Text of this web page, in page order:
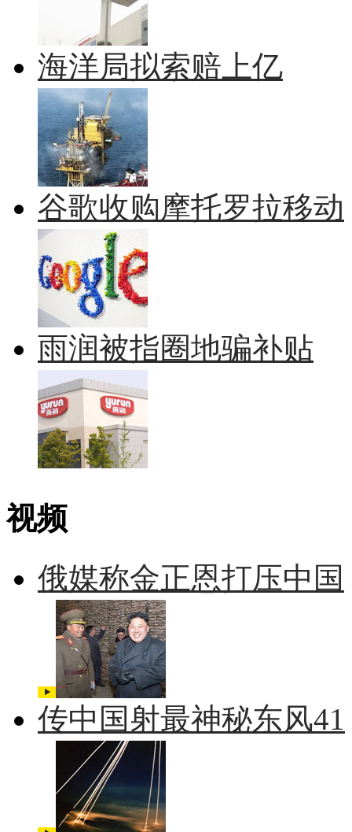
海洋局拟索赔上亿
谷歌收购摩托罗拉移动
雨润被指圈地骗补贴
视频
俄媒称金正恩打压中国
传中国射最神秘东风41